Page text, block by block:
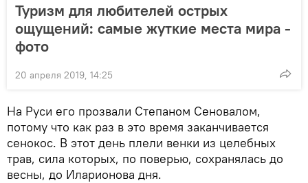
Туризм для любителей острых
ощущений: самые жуткие места мира -
фото
20 апреля 2019, 14:25
На Руси его прозвали Степаном Сеновалом,
потому что как раз в это время заканчивается
сенокос. В этот день плели венки из целебных
трав, сила которых, по поверью, сохранялась до
весны, до Иларионова дня.